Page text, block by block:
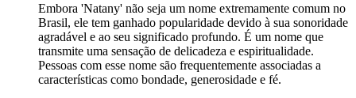
Embora 'Natany' não seja um nome extremamente comum no
Brasil, ele tem ganhado popularidade devido à sua sonoridade
agradável e ao seu significado profundo. É um nome que
transmite uma sensação de delicadeza e espiritualidade.
Pessoas com esse nome são frequentemente associadas a
características como bondade, generosidade e fé.